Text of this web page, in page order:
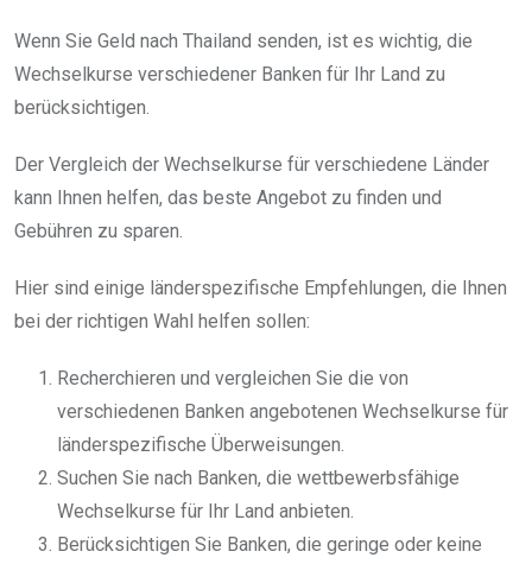
Wenn Sie Geld nach Thailand senden, ist es wichtig, die
Wechselkurse verschiedener Banken für Ihr Land zu
berücksichtigen.
Der Vergleich der Wechselkurse für verschiedene Länder
kann Ihnen helfen, das beste Angebot zu finden und
Gebühren zu sparen.
Hier sind einige länderspezifische Empfehlungen, die Ihnen
bei der richtigen Wahl helfen sollen:
Recherchieren und vergleichen Sie die von
verschiedenen Banken angebotenen Wechselkurse für
länderspezifische Überweisungen.
Suchen Sie nach Banken, die wettbewerbsfähige
Wechselkurse für Ihr Land anbieten.
Berücksichtigen Sie Banken, die geringe oder keine